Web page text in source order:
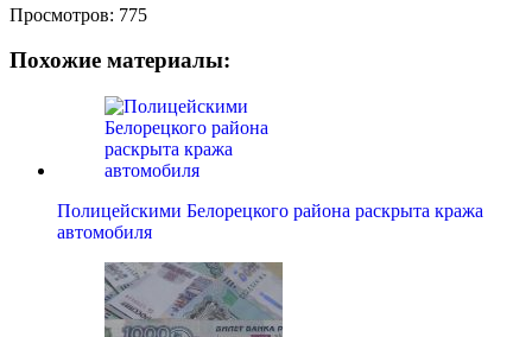
Просмотров: 775
Похожие материалы:
Полицейскими Белорецкого района раскрыта кража
автомобиля